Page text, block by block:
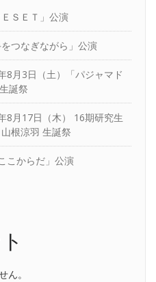
ＳＥＴ」公演
つなぎながら」公演
8月3日（土）「パジャマド
誕祭
8月17日（木） 16期研究生
根涼羽 生誕祭
こからだ」公演
ん。